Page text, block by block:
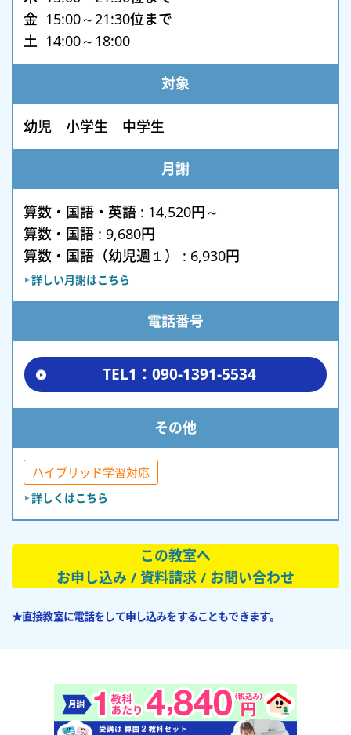
金 15:00～21:30位まで
土 14:00～18:00
対象
幼児 小学生 中学生
月謝
算数・国語・英語 : 14,520円～
算数・国語 : 9,680円
算数・国語（幼児週１） : 6,930円
詳しい月謝はこちら
電話番号
TEL1：090-1391-5534
その他
ハイブリッド学習対応
詳しくはこちら
この教室へ
お申し込み / 資料請求 / お問い合わせ
★直接教室に電話をして申し込みをすることもできます。